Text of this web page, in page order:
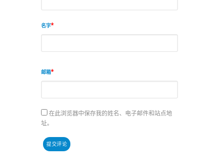
名字
邮箱
在此浏览器中保存我的姓名、电子邮件和站点地
址。